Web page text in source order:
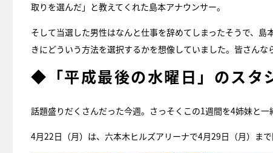
取りを選んだ」と教えてくれた島本アナウンサー。
そして当選した男性はなんと仕事を辞めてしまったそうで、島
きにどういう方法を選択するかを想像していました。皆さんな
◆「平成最後の水曜日」のスタ
話題盛りだくさんだった今週。さっそくこの1週間を4姉妹と一
4月22日（月）は、六本木ヒルズアリーナで4月29日（月）ま